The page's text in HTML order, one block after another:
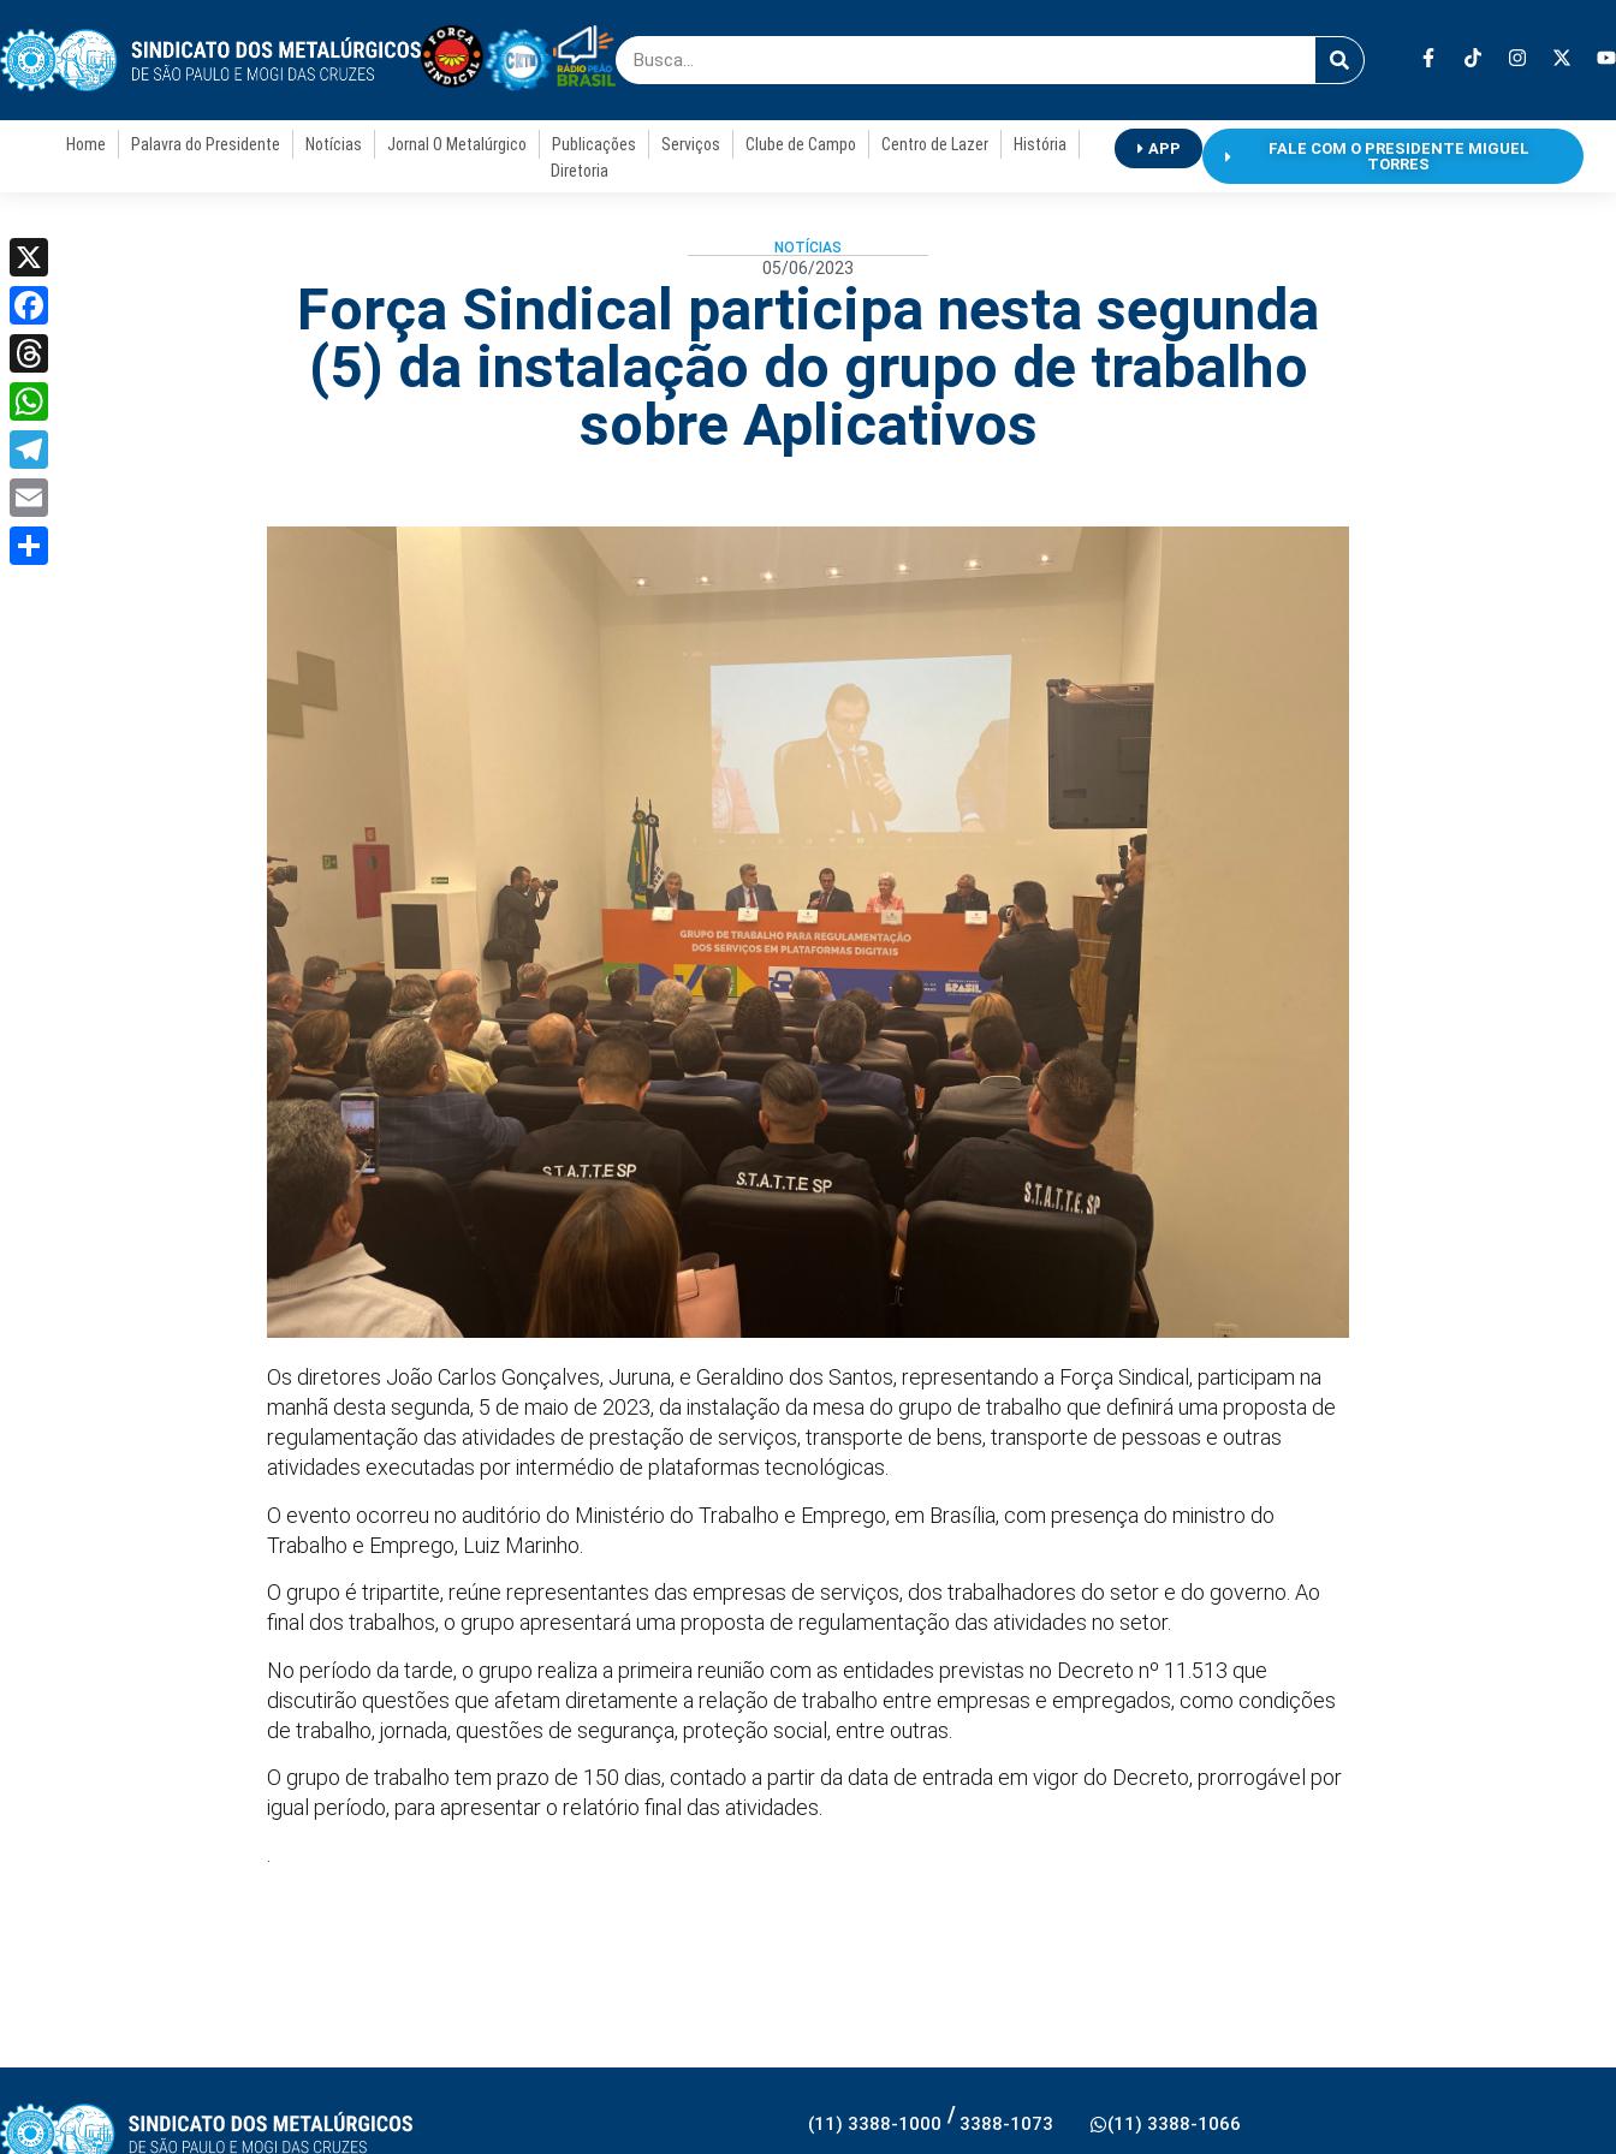
Home Palavra do Presidente Notícias Jornal O Metalúrgico Publicações Serviços Clube de Campo Centro de Lazer
História
Diretoria
APP
FALE COM O PRESIDENTE MIGUEL
TORRES
NOTÍCIAS
05/06/2023
Força Sindical participa nesta segunda
(5) da instalação do grupo de trabalho
sobre Aplicativos
Os diretores João Carlos Gonçalves, Juruna, e Geraldino dos Santos, representando a Força Sindical, participam na
manhã desta segunda, 5 de maio de 2023, da instalação da mesa do grupo de trabalho que definirá uma proposta de
regulamentação das atividades de prestação de serviços, transporte de bens, transporte de pessoas e outras
atividades executadas por intermédio de plataformas tecnológicas.
O evento ocorreu no auditório do Ministério do Trabalho e Emprego, em Brasília, com presença do ministro do
Trabalho e Emprego, Luiz Marinho.
O grupo é tripartite, reúne representantes das empresas de serviços, dos trabalhadores do setor e do governo. Ao
final dos trabalhos, o grupo apresentará uma proposta de regulamentação das atividades no setor.
No período da tarde, o grupo realiza a primeira reunião com as entidades previstas no Decreto nº 11.513 que
discutirão questões que afetam diretamente a relação de trabalho entre empresas e empregados, como condições
de trabalho, jornada, questões de segurança, proteção social, entre outras.
O grupo de trabalho tem prazo de 150 dias, contado a partir da data de entrada em vigor do Decreto, prorrogável por
igual período, para apresentar o relatório final das atividades.
⁩.
(11) 3388-1000 / 3388-1073 (11) 3388-1066
X
Facebook
Threads
WhatsApp
Telegram
Email